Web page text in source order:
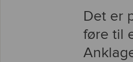
Det er
føre til